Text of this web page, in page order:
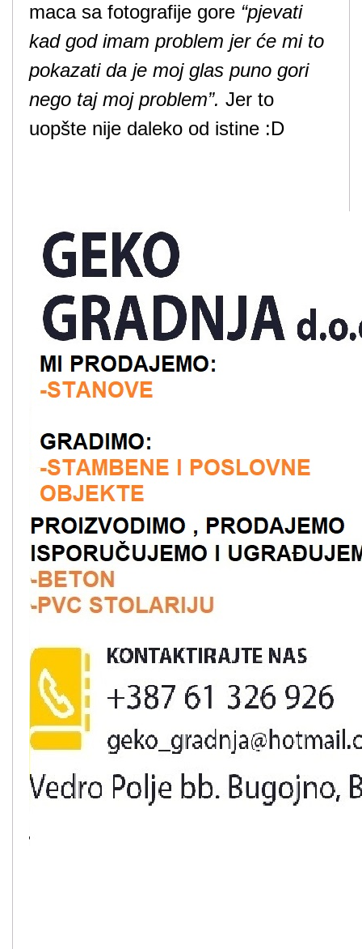
maca sa fotografije gore “pjevati
kad god imam problem jer će mi to
pokazati da je moj glas puno gori
nego taj moj problem”. Jer to
uopšte nije daleko od istine :D